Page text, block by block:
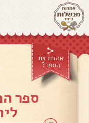
אהבת את
הספר?
ספר